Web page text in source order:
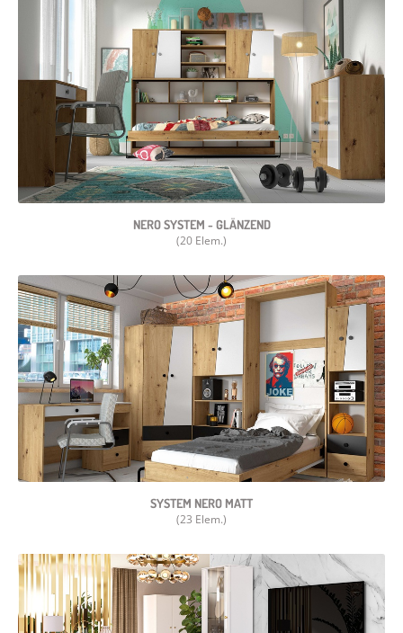
NERO SYSTEM - GLÄNZEND
(20 Elem.)
SYSTEM NERO MATT
(23 Elem.)